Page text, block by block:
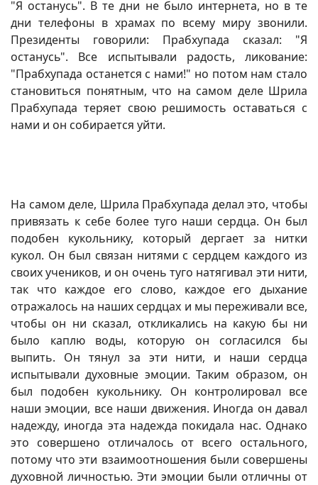
"Я останусь". В те дни не было интернета, но в те
дни телефоны в храмах по всему миру звонили.
Президенты говорили: Прабхупада сказал: "Я
останусь". Все испытывали радость, ликование:
"Прабхупада останется с нами!" но потом нам стало
становиться понятным, что на самом деле Шрила
Прабхупада теряет свою решимость оставаться с
нами и он собирается уйти.
На самом деле, Шрила Прабхупада делал это, чтобы
привязать к себе более туго наши сердца. Он был
подобен кукольнику, который дергает за нитки
кукол. Он был связан нитями с сердцем каждого из
своих учеников, и он очень туго натягивал эти нити,
так что каждое его слово, каждое его дыхание
отражалось на наших сердцах и мы переживали все,
чтобы он ни сказал, откликались на какую бы ни
было каплю воды, которую он согласился бы
выпить. Он тянул за эти нити, и наши сердца
испытывали духовные эмоции. Таким образом, он
был подобен кукольнику. Он контролировал все
наши эмоции, все наши движения. Иногда он давал
надежду, иногда эта надежда покидала нас. Однако
это совершено отличалось от всего остального,
потому что эти взаимоотношения были совершены
духовной личностью. Эти эмоции были отличны от